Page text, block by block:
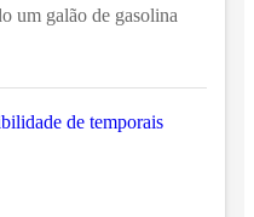
um galão de gasolina